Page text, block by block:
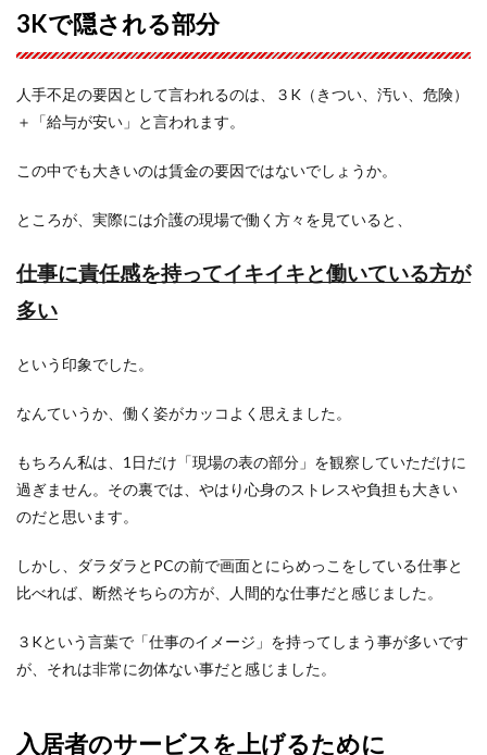
3Kで隠される部分
人手不足の要因として言われるのは、３K（きつい、汚い、危険）
＋「給与が安い」と言われます。
この中でも大きいのは賃金の要因ではないでしょうか。
ところが、実際には介護の現場で働く方々を見ていると、
仕事に責任感を持ってイキイキと働いている方が
多い
という印象でした。
なんていうか、働く姿がカッコよく思えました。
もちろん私は、1日だけ「現場の表の部分」を観察していただけに
過ぎません。その裏では、やはり心身のストレスや負担も大きい
のだと思います。
しかし、ダラダラとPCの前で画面とにらめっこをしている仕事と
比べれば、断然そちらの方が、人間的な仕事だと感じました。
３Kという言葉で「仕事のイメージ」を持ってしまう事が多いです
が、それは非常に勿体ない事だと感じました。
入居者のサービスを上げるために